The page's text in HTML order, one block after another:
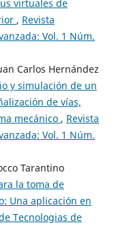
virtuales de
, Revista
Vol. 1 Núm.
Carlos Hernández
y simulación de un
de vías,
mecánico , Revista
Vol. 1 Núm.
Tarantino
la toma de
Una aplicación en
Tecnologias de